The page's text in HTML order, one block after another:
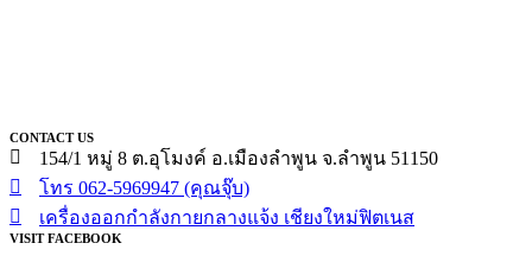
CONTACT US
154/1 หมู่ 8 ต.อุโมงค์ อ.เมืองลำพูน จ.ลำพูน 51150
โทร 062-5969947 (คุณจุ๊บ)
เครื่องออกกำลังกายกลางแจ้ง เชียงใหม่ฟิตเนส
VISIT FACEBOOK